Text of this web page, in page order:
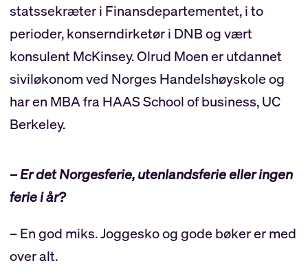
statssekræter i Finansdepartementet, i to
perioder, konserndirketør i DNB og vært
konsulent McKinsey. Olrud Moen er utdannet
siviløkonom ved Norges Handelshøyskole og
har en MBA fra HAAS School of business, UC
Berkeley.
– Er det Norgesferie, utenlandsferie eller ingen
ferie i år?
– En god miks. Joggesko og gode bøker er med
over alt.